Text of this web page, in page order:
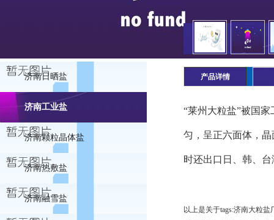
济南日晒盐
济南工业盐
济南颗粒晶体盐
济南热敷盐
济南融雪盐
产品详情
“莱州大粒盐”被国
匀，呈正六面体，
时还出口日、韩、
以上是关于tags:济南大粒